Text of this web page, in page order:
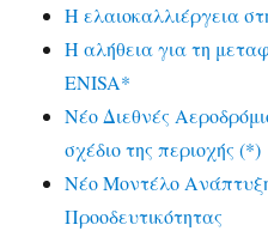
Η ελαιοκαλλιέργεια
Η αλήθεια για τη
ENISA*
Νέο Διεθνές
σχέδιο της περιοχής (*)
Νέο Μοντέλο
Προοδευτικότητας